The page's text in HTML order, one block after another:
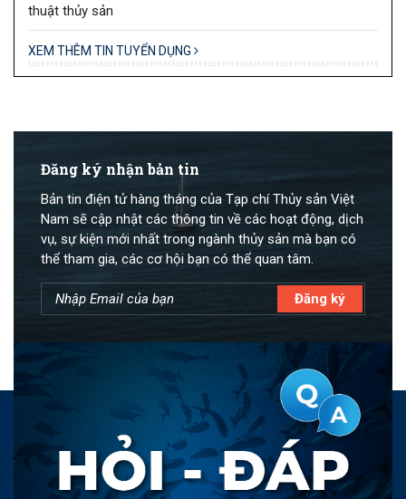
thuật thủy sản
XEM THÊM TIN TUYỂN DỤNG
Đăng ký nhận bản tin
Bản tin điện tử hàng tháng của Tạp chí Thủy sản Việt
Nam sẽ cập nhật các thông tin về các hoạt động, dịch
vụ, sự kiện mới nhất trong ngành thủy sản mà bạn có
thể tham gia, các cơ hội bạn có thể quan tâm.